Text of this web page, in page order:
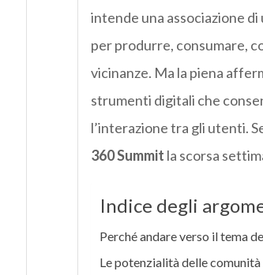
intende una associazione
per produrre, consumare,
vicinanze. Ma la piena
strumenti digitali che
l’interazione tra gli utenti.
360 Summit la scorsa
Indice degli
Perché andare verso il tema
Le potenzialità delle